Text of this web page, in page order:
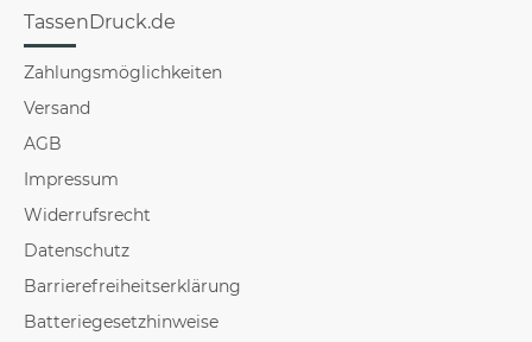
TassenDruck.de
Zahlungsmöglichkeiten
Versand
AGB
Impressum
Widerrufsrecht
Datenschutz
Barrierefreiheitserklärung
Batteriegesetzhinweise